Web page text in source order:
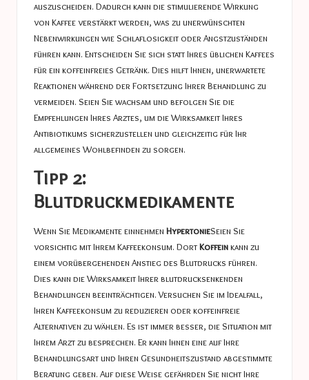
auszuscheiden. Dadurch kann die stimulierende Wirkung
von Kaffee verstärkt werden, was zu unerwünschten
Nebenwirkungen wie Schlaflosigkeit oder Angstzuständen
führen kann. Entscheiden Sie sich statt Ihres üblichen Kaffees
für ein koffeinfreies Getränk. Dies hilft Ihnen, unerwartete
Reaktionen während der Fortsetzung Ihrer Behandlung zu
vermeiden. Seien Sie wachsam und befolgen Sie die
Empfehlungen Ihres Arztes, um die Wirksamkeit Ihres
Antibiotikums sicherzustellen und gleichzeitig für Ihr
allgemeines Wohlbefinden zu sorgen.
Tipp 2:
Blutdruckmedikamente
Wenn Sie Medikamente einnehmen HypertonieSeien Sie
vorsichtig mit Ihrem Kaffeekonsum. DortKoffeinkann zu
einem vorübergehenden Anstieg des Blutdrucks führen.
Dies kann die Wirksamkeit Ihrer blutdrucksenkenden
Behandlungen beeinträchtigen. Versuchen Sie im Idealfall,
Ihren Kaffeekonsum zu reduzieren oder koffeinfreie
Alternativen zu wählen. Es ist immer besser, die Situation mit
Ihrem Arzt zu besprechen. Er kann Ihnen eine auf Ihre
Behandlungsart und Ihren Gesundheitszustand abgestimmte
Beratung geben. Auf diese Weise gefährden Sie nicht Ihre